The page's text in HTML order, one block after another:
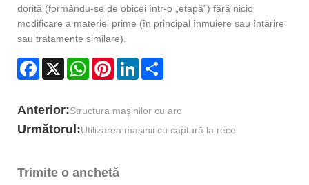
dorită (formându-se de obicei într-o „etapă”) fără nicio
modificare a materiei prime (în principal înmuiere sau întărire
sau tratamente similare).
Facebook
X WhatsAppPinterestLinkedIn
Anterior:Structura mașinilor cu arc
Următorul:Utilizarea mașinii cu captură la rece
Trimite o anchetă